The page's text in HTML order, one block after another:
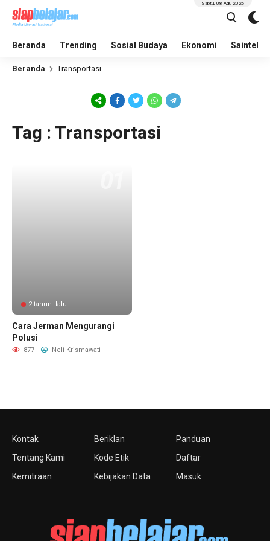
Beranda Trending Sosial Budaya Ekonomi Saintek
Sabtu, 08 Agu 2026
Beranda Transportasi
Tag : Transportasi
2 tahun lalu
Cara Jerman Mengurangi
Polusi
877 Neli Krismawati
Kontak
Tentang Kami
Kemitraan
Beriklan
Kode Etik
Kebijakan Data
Panduan
Daftar
Masuk